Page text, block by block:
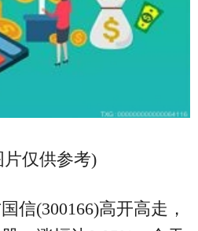
片仅供参考)
信(300166)高开高走，